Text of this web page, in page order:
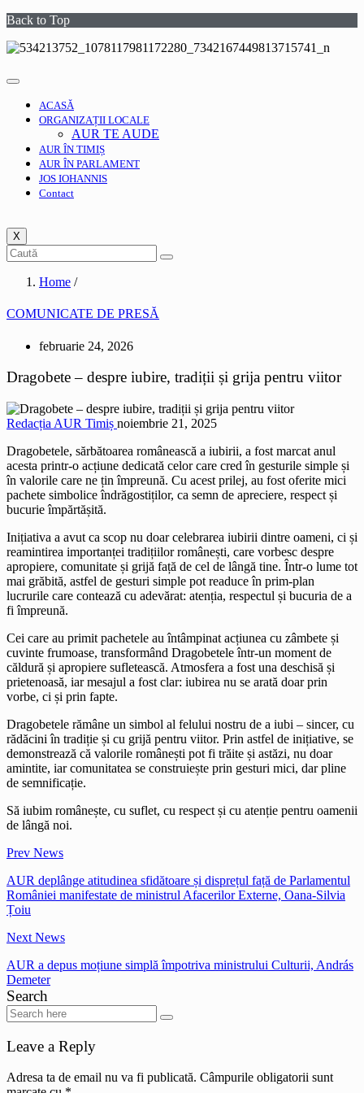
Back to Top
ACASĂ
ORGANIZAȚII LOCALE
AUR TE AUDE
AUR ÎN TIMIȘ
AUR ÎN PARLAMENT
JOS IOHANNIS
Contact
X
Home /
COMUNICATE DE PRESĂ
februarie 24, 2026
Dragobete – despre iubire, tradiții și grija pentru viitor
Redacția AUR Timiș noiembrie 21, 2025
Dragobetele, sărbătoarea românească a iubirii, a fost marcat anul
acesta printr-o acțiune dedicată celor care cred în gesturile simple și
în valorile care ne țin împreună. Cu acest prilej, au fost oferite mici
pachete simbolice îndrăgostiților, ca semn de apreciere, respect și
bucurie împărtășită.
Inițiativa a avut ca scop nu doar celebrarea iubirii dintre oameni, ci și
reamintirea importanței tradițiilor românești, care vorbesc despre
apropiere, comunitate și grijă față de cel de lângă tine. Într-o lume tot
mai grăbită, astfel de gesturi simple pot readuce în prim-plan
lucrurile care contează cu adevărat: atenția, respectul și bucuria de a
fi împreună.
Cei care au primit pachetele au întâmpinat acțiunea cu zâmbete și
cuvinte frumoase, transformând Dragobetele într-un moment de
căldură și apropiere sufletească. Atmosfera a fost una deschisă și
prietenoasă, iar mesajul a fost clar: iubirea nu se arată doar prin
vorbe, ci și prin fapte.
Dragobetele rămâne un simbol al felului nostru de a iubi – sincer, cu
rădăcini în tradiție și cu grijă pentru viitor. Prin astfel de inițiative, se
demonstrează că valorile românești pot fi trăite și astăzi, nu doar
amintite, iar comunitatea se construiește prin gesturi mici, dar pline
de semnificație.
Să iubim românește, cu suflet, cu respect și cu atenție pentru oamenii
de lângă noi.
Prev News
AUR deplânge atitudinea sfidătoare și disprețul față de Parlamentul
României manifestate de ministrul Afacerilor Externe, Oana-Silvia
Țoiu
Next News
AUR a depus moțiune simplă împotriva ministrului Culturii, András
Demeter
Search
Leave a Reply
Adresa ta de email nu va fi publicată. Câmpurile obligatorii sunt